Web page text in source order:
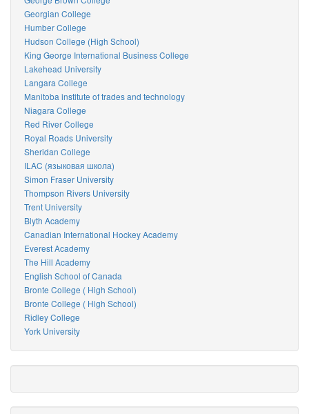
Georgian College
Humber College
Hudson College (High School)
King George International Business College
Lakehead University
Langara College
Manitoba institute of trades and technology
Niagara College
Red River College
Royal Roads University
Sheridan College
ILAC (языковая школа)
Simon Fraser University
Thompson Rivers University
Trent University
Blyth Academy
Canadian International Hockey Academy
Everest Academy
The Hill Academy
English School of Canada
Bronte College ( High School)
Bronte College ( High School)
Ridley College
York University